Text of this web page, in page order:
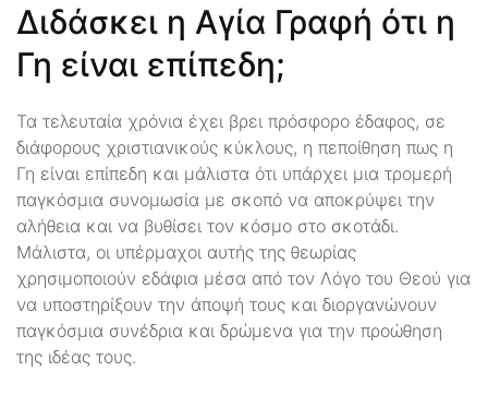
Διδάσκει η Αγία Γραφή ότι η
Γη είναι επίπεδη;
Τα τελευταία χρόνια έχει βρει πρόσφορο έδαφος, σε
διάφορους χριστιανικούς κύκλους, η πεποίθηση πως η
Γη είναι επίπεδη και μάλιστα ότι υπάρχει μια τρομερή
παγκόσμια συνομωσία με σκοπό να αποκρύψει την
αλήθεια και να βυθίσει τον κόσμο στο σκοτάδι.
Μάλιστα, οι υπέρμαχοι αυτής της θεωρίας
χρησιμοποιούν εδάφια μέσα από τον Λόγο του Θεού για
να υποστηρίξουν την άποψή τους και διοργανώνουν
παγκόσμια συνέδρια και δρώμενα για την προώθηση
της ιδέας τους.